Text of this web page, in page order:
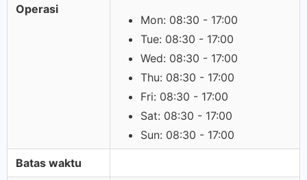
Operasi
Mon: 08:30 - 17:00
Tue: 08:30 - 17:00
Wed: 08:30 - 17:00
Thu: 08:30 - 17:00
Fri: 08:30 - 17:00
Sat: 08:30 - 17:00
Sun: 08:30 - 17:00
Batas waktu